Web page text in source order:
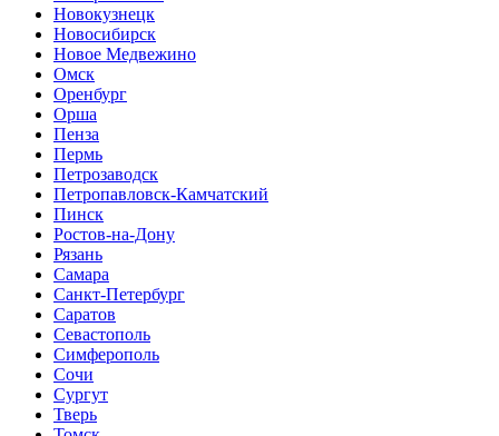
Новокузнецк
Новосибирск
Новое Медвежино
Омск
Оренбург
Орша
Пенза
Пермь
Петрозаводск
Петропавловск-Камчатский
Пинск
Ростов-на-Дону
Рязань
Самара
Санкт-Петербург
Саратов
Севастополь
Симферополь
Сочи
Сургут
Тверь